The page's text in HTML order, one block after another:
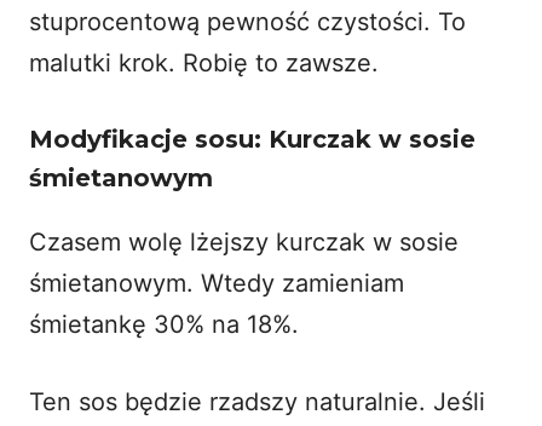
stuprocentową pewność czystości. To
malutki krok. Robię to zawsze.
Modyfikacje sosu: Kurczak w sosie
śmietanowym
Czasem wolę lżejszy kurczak w sosie
śmietanowym. Wtedy zamieniam
śmietankę 30% na 18%.
Ten sos będzie rzadszy naturalnie. Jeśli